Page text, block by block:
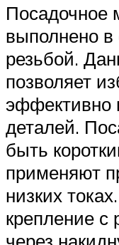
Посадочное
выполнено
резьбой.
позволяет
эффективно
деталей.
быть
применяют
низких
крепление с